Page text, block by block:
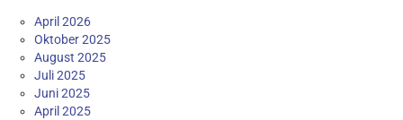
April 2026
Oktober 2025
August 2025
Juli 2025
Juni 2025
April 2025